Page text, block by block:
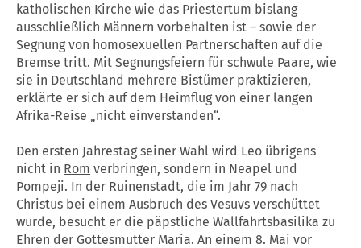
katholischen Kirche wie das Priestertum bislang
ausschließlich Männern vorbehalten ist – sowie der
Segnung von homosexuellen Partnerschaften auf die
Bremse tritt. Mit Segnungsfeiern für schwule Paare, wie
sie in Deutschland mehrere Bistümer praktizieren,
erklärte er sich auf dem Heimflug von einer langen
Afrika-Reise „nicht einverstanden“.
Den ersten Jahrestag seiner Wahl wird Leo übrigens
nicht in Rom verbringen, sondern in Neapel und
Pompeji. In der Ruinenstadt, die im Jahr 79 nach
Christus bei einem Ausbruch des Vesuvs verschüttet
wurde, besucht er die päpstliche Wallfahrtsbasilika zu
Ehren der Gottesmutter Maria. An einem 8. Mai vor